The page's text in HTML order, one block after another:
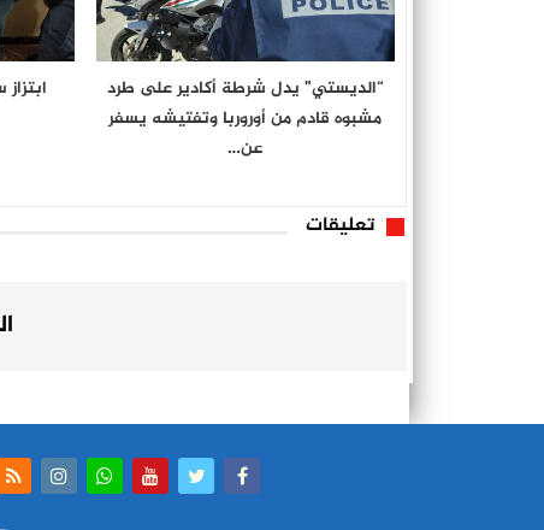
“الديستي” يدل شرطة أكادير على طرد
مشبوه قادم من أوروربا وتفتيشه يسفر
عن…
تعليقات